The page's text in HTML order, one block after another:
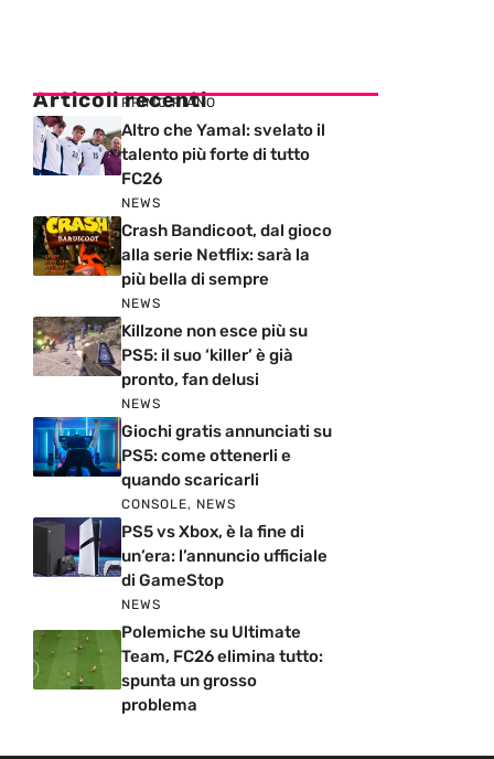
Articoli recenti
PRIMO PIANO
Altro che Yamal: svelato il
talento più forte di tutto
FC26
NEWS
Crash Bandicoot, dal gioco
alla serie Netflix: sarà la
più bella di sempre
NEWS
Killzone non esce più su
PS5: il suo ‘killer’ è già
pronto, fan delusi
NEWS
Giochi gratis annunciati su
PS5: come ottenerli e
quando scaricarli
CONSOLE, NEWS
PS5 vs Xbox, è la fine di
un’era: l’annuncio ufficiale
di GameStop
NEWS
Polemiche su Ultimate
Team, FC26 elimina tutto:
spunta un grosso
problema